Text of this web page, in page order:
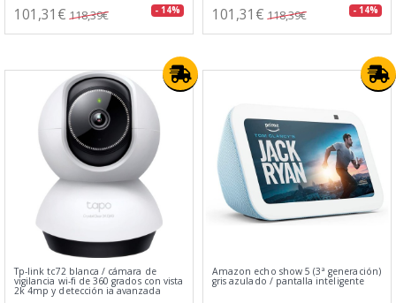
101,31€ 118,39€ - 14% 101,31€ 118,39€ - 14%
Tp-link tc72 blanca / cámara de
vigilancia wi-fi de 360 grados con vista
2k 4mp y detección ia avanzada
Amazon echo show 5 (3ª generación)
gris azulado / pantalla inteligente